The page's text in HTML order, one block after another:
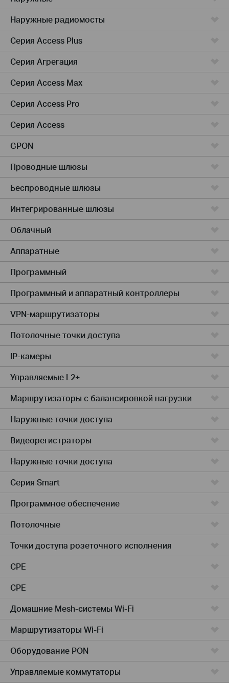
Наружные радиомосты
Серия Access Plus
Серия Агрегация
Серия Access Max
Серия Access Pro
Серия Access
GPON
Проводные шлюзы
Беспроводные шлюзы
Интегрированные шлюзы
Облачный
Аппаратные
Программный
Программный и аппаратный контроллеры
VPN-маршрутизаторы
Потолочные точки доступа
IP-камеры
Управляемые L2+
Маршрутизаторы с балансировкой нагрузки
Наружные точки доступа
Видеорегистраторы
Наружные точки доступа
Серия Smart
Программное обеспечение
Потолочные
Точки доступа розеточного исполнения
CPE
CPE
Домашние Mesh-системы Wi-Fi
Маршрутизаторы Wi-Fi
Оборудование PON
Управляемые коммутаторы